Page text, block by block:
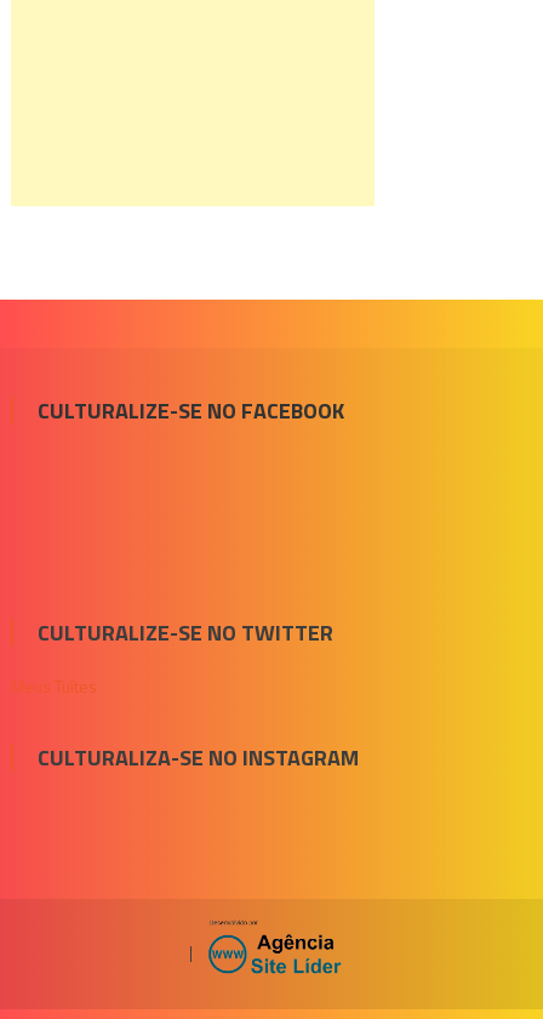
CULTURALIZE-SE NO FACEBOOK
CULTURALIZE-SE NO TWITTER
Meus Tuítes
CULTURALIZA-SE NO INSTAGRAM
|